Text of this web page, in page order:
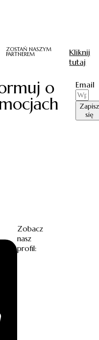
ZOSTAŃ NASZYM
PARTNEREM
Kliknij
tutaj
o
Email
Zapisz
się
Zobacz
nasz
profil: